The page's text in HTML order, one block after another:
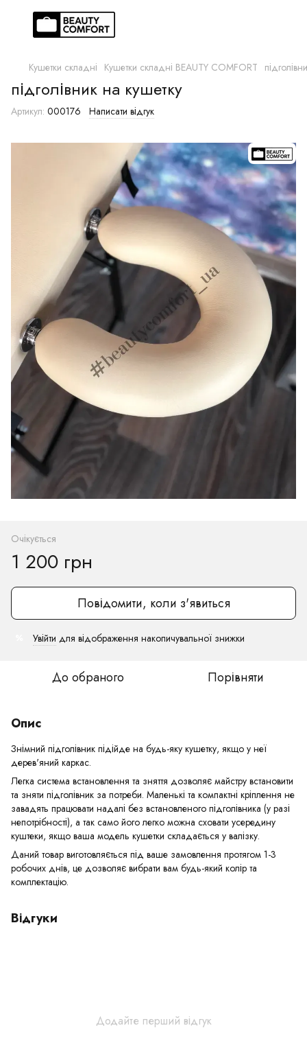
Кушетки складні Кушетки складні BEAUTY COMFORT
підголівник на кушетку
Артикул: 000176 Написати відгук
Очікується
1 200 грн
Повідомити, коли з'явиться
Увійти для відображення накопичувальної знижки
До обраного Порівняти
Опис
Знімний підголівник підійде на будь-яку кушетку, якщо у неї
дерев'яний каркас.
Легка система встановлення та зняття дозволяє майстру встановити
та зняти підголівник за потреби. Маленькі та компактні кріплення не
завадять працювати надалі без встановленого підголівника (у разі
непотрібності), а так само його легко можна сховати усередину
куштеки, якщо ваша модель кушетки складається у валізку.
Даний товар виготовляється під ваше замовлення протягом 1-3
робочих днів, це дозволяє вибрати вам будь-який колір та
комплектацію.
Відгуки
Додайте перший відгук